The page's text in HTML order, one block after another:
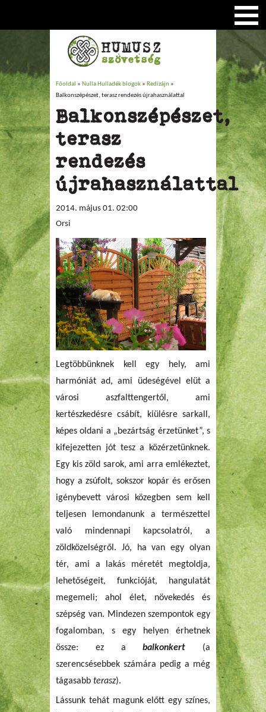
Jelenlegi hely
Főoldal » Nulla Hulladék blogok » Redizájn »
Balkonszépészet, terasz rendezés újrahasználattal
Balkonszépészet,
terasz
rendezés
újrahasználattal
2014. május 01. 02:00
Orsi
Legtöbbünknek kell egy hely, ami
harmóniát ad, ami üdeségével elüt a
városi aszfalttengertől, ami
kertészkedésre csábít, kiülésre sarkall,
képes oldani a „bezártság érzetünket”, s
kifejezetten jót tesz a közérzetünknek.
Egy kis zöld sarok, ami arra emlékeztet,
hogy a zsúfolt, sokszor kopár és erősen
igénybevett városi közegben sem kell
teljesen lemondanunk a természettel
való mindennapi kapcsolatról, a
zöldközelségről. Jó, ha van egy olyan
tér, ami a lakás méretét megtoldja,
lehetőségeit, funkcióját, hangulatát
megemeli; ahol élet, növekedés és
szépség van. Mindezen szempontok egy
fogalomban, s egy helyen érhetnek
össze: ez abalkonkert (a
szerencsésebbek számára pedig a még
tágasabb terasz).
Lássunk tehát magunk előtt egy színes,